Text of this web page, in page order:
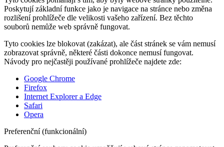
Poskytují základní funkce jako je navigace na stránce nebo změna
rozlišení prohlížeče dle velikosti vašeho zařízení. Bez těchto
souborů nemůže web správně fungovat.
Tyto cookies lze blokovat (zakázat), ale část stránek se vám nemusí
zobrazovat správně, některé části dokonce nemusí fungovat.
Návody pro nejčastěji používané prohlížeče najdete zde:
Google Chrome
Firefox
Internet Explorer a Edge
Safari
Opera
Preferenční (funkcionální)